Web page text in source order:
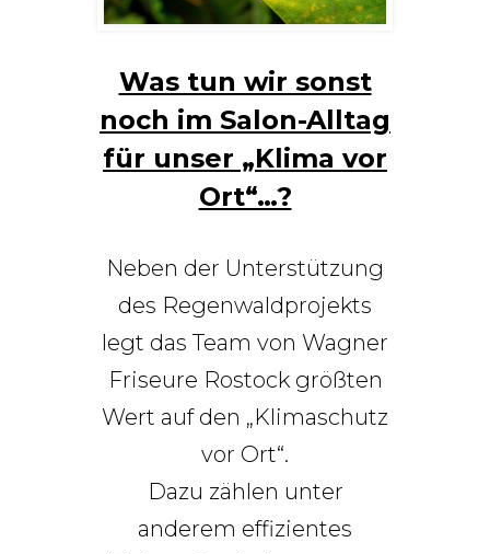
Was tun wir sonst
noch im Salon-Alltag
für unser „Klima vor
Ort“…?
Neben der Unterstützung
des Regenwaldprojekts
legt das Team von Wagner
Friseure Rostock größten
Wert auf den „Klimaschutz
vor Ort“.
Dazu zählen unter
anderem effizientes